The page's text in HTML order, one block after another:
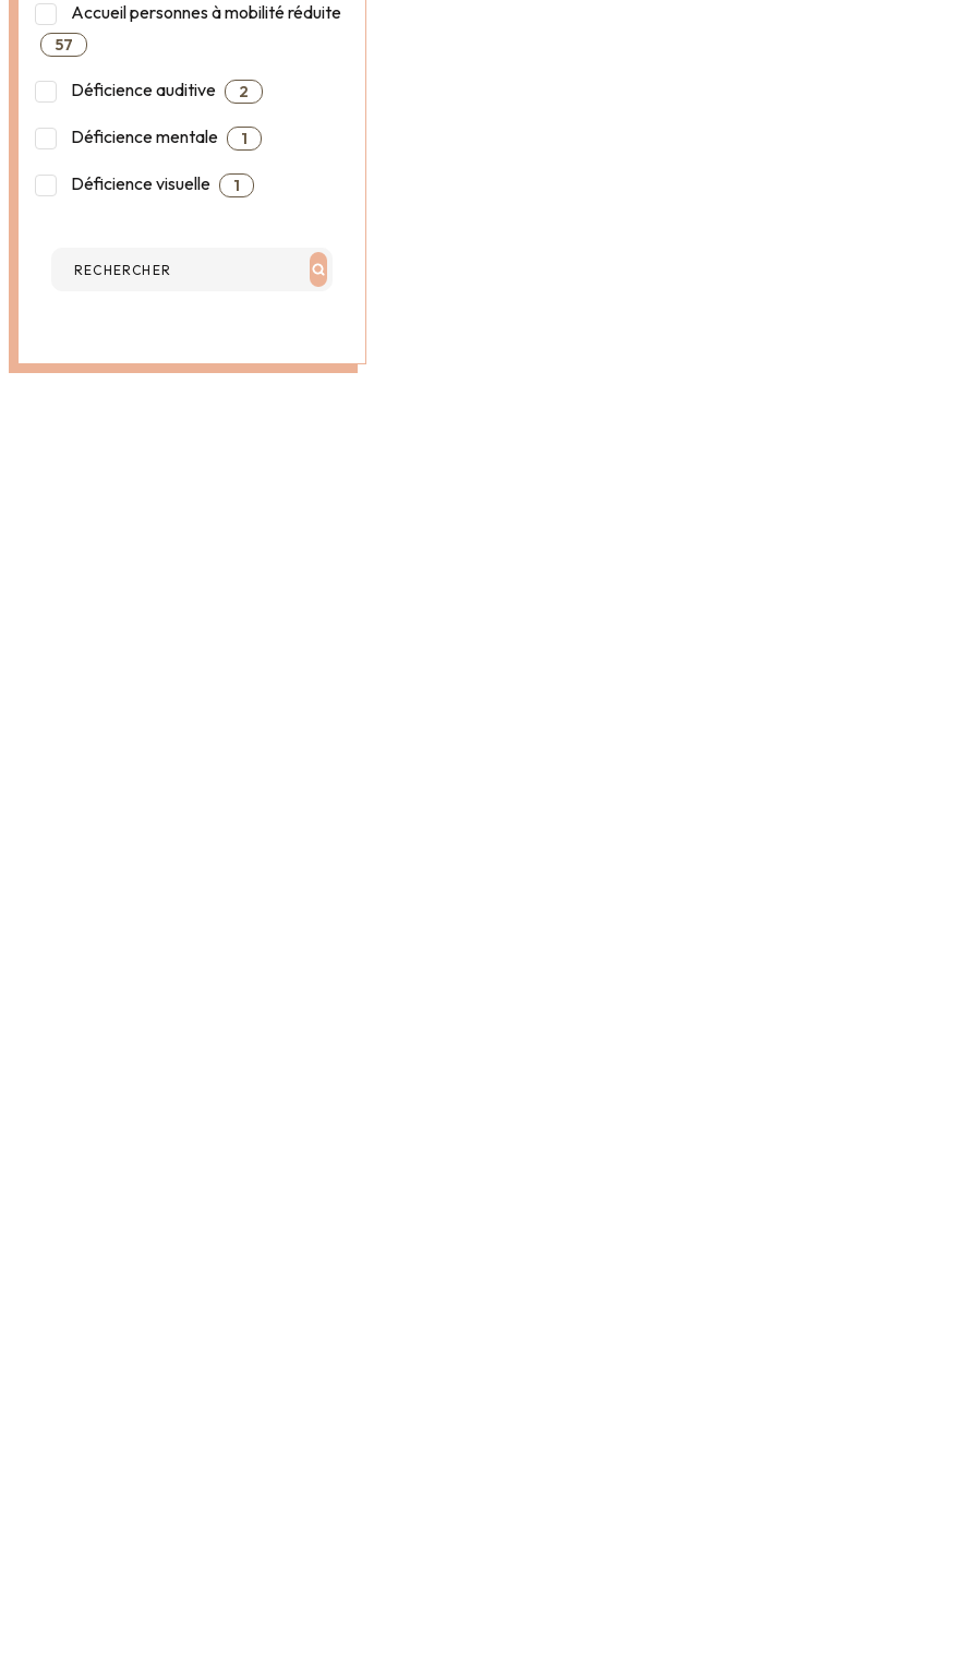
Accueil personnes à mobilité réduite
57
Déficience auditive 2
Déficience mentale 1
Déficience visuelle 1